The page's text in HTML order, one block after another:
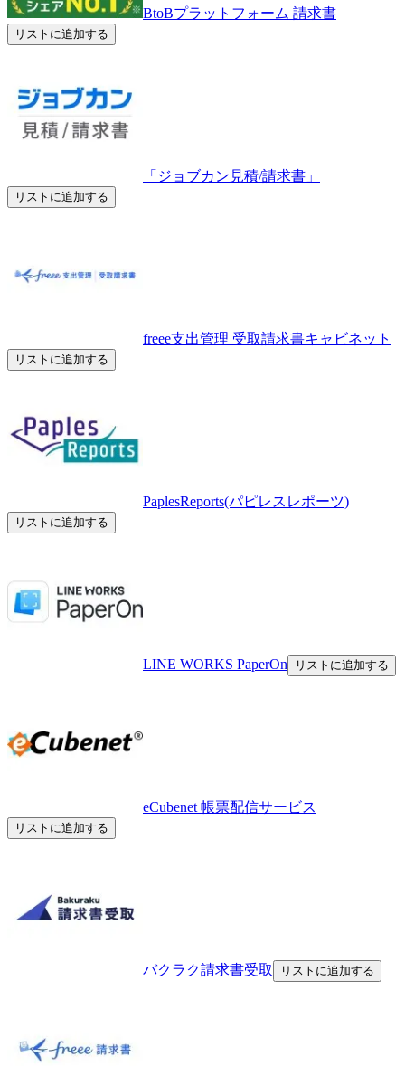
BtoBプラットフォーム 請求書
リストに追加する
「ジョブカン見積/請求書」
リストに追加する
freee支出管理 受取請求書キャビネット
リストに追加する
PaplesReports(パピレスレポーツ)
リストに追加する
LINE WORKS PaperOn リストに追加する
eCubenet 帳票配信サービス
リストに追加する
バクラク請求書受取 リストに追加する